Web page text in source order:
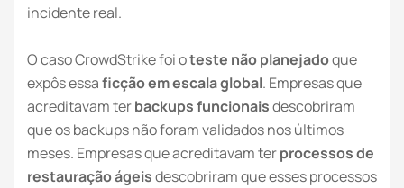
incidente real.
O caso CrowdStrike foi oteste não planejadoque
expôs essaficção em escala global. Empresas que
acreditavam terbackups funcionaisdescobriram
que os backups não foram validados nos últimos
meses. Empresas que acreditavam terprocessos de
restauração ágeisdescobriram que esses processos